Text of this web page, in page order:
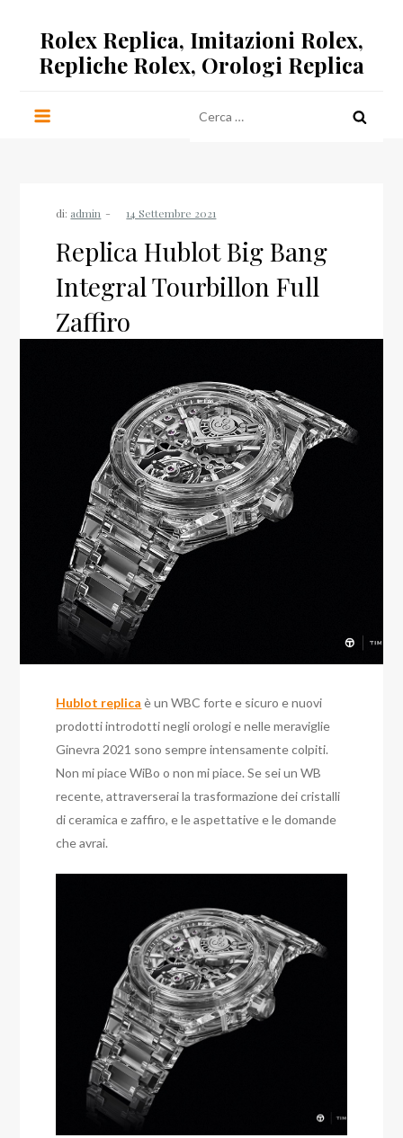
contenuto
Rolex Replica, Imitazioni Rolex,
Repliche Rolex, Orologi Replica
per:
di: admin
Replica Hublot Big Bang
Integral Tourbillon Full
Zaffiro
Hublot replica è un WBC forte e sicuro e nuovi
prodotti introdotti negli orologi e nelle meraviglie
Ginevra 2021 sono sempre intensamente colpiti.
Non mi piace WiBo o non mi piace. Se sei un WB
recente, attraverserai la trasformazione dei cristalli
di ceramica e zaffiro, e le aspettative e le domande
che avrai.